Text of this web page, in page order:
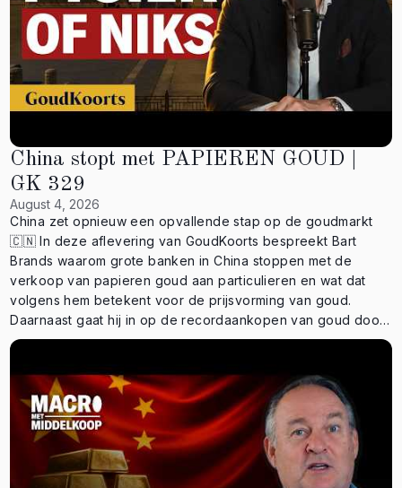
China stopt met PAPIEREN GOUD |
GK 329
August 4, 2026
China zet opnieuw een opvallende stap op de goudmarkt
🇨🇳 In deze aflevering van GoudKoorts bespreekt Bart
Brands waarom grote banken in China stoppen met de
verkoop van papieren goud aan particulieren en wat dat
volgens hem betekent voor de prijsvorming van goud.
Daarnaast gaat hij in op de recordaankopen van goud door
China, de situatie bij de Federal Reserve en de problemen
kluislocaties in Londen en Singapore ⚜️ China beperkt de
handel in papieren goud ⚜️ Wat dit kan betekenen voor de
goudprijs ⚜️ De laatste rentebeslissing van de Federal
Reserve ⚜️ De problemen rond de Japanse yen Wat denk
jij? Is de stap van China een voorbode van een eerlijkere
goudmarkt? Laat het weten in de reacties.